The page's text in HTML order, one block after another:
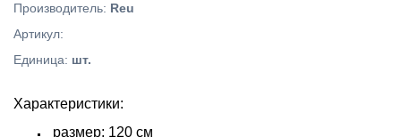
Производитель: Reu
Артикул:
Единица: шт.
Характеристики:
размер: 120 см